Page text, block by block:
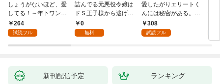
しょうがないほど、愛
してる！～年下ワンコ
秋くんの一途な溺愛暴
走中～1
264
試読フル
詰んでる元悪役令嬢は
ドＳ王子様から逃げ出
したい 【分冊版】 1
0
無料
愛したがりエリートく
んには秘密がある。～
沼系男子の甘くてエッ
チな恋の罠～(1)
308
試読フル
愛
新刊配信予定 ランキング